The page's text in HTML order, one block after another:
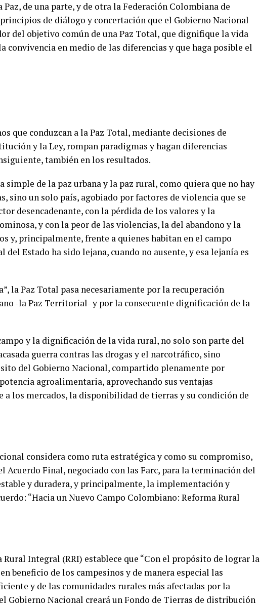
de una parte, y de otra la Federación Colombiana de
de diálogo y concertación que el Gobierno Nacional
del objetivo común de una Paz Total, que dignifique la vida
convivencia en medio de las diferencias y que haga posible el
que conduzcan a la Paz Total, mediante decisiones de
y la Ley, rompan paradigmas y hagan diferencias
también en los resultados.
de la paz urbana y la paz rural, como quiera que no hay
sino un solo país, agobiado por factores de violencia que se
desencadenante, con la pérdida de los valores y la
y con la peor de las violencias, la del abandono y la
y, principalmente, frente a quienes habitan en el campo
Estado ha sido lejana, cuando no ausente, y esa lejanía es
la Paz Total pasa necesariamente por la recuperación
-la Paz Territorial- y por la consecuente dignificación de la
y la dignificación de la vida rural, no solo son parte del
guerra contras las drogas y el narcotráfico, sino
del Gobierno Nacional, compartido plenamente por
agroalimentaria, aprovechando sus ventajas
a los mercados, la disponibilidad de tierras y su condición de
considera como ruta estratégica y como su compromiso,
Final, negociado con las Farc, para la terminación del
y duradera, y principalmente, la implementación y
“Hacia un Nuevo Campo Colombiano: Reforma Rural
Integral (RRI) establece que “Con el propósito de lograr la
beneficio de los campesinos y de manera especial las
y de las comunidades rurales más afectadas por la
Gobierno Nacional creará un Fondo de Tierras de distribución